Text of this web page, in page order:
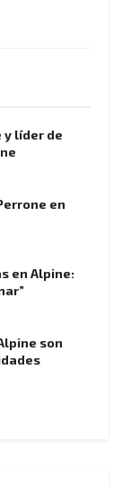
y líder de
en
en Alpine:
son